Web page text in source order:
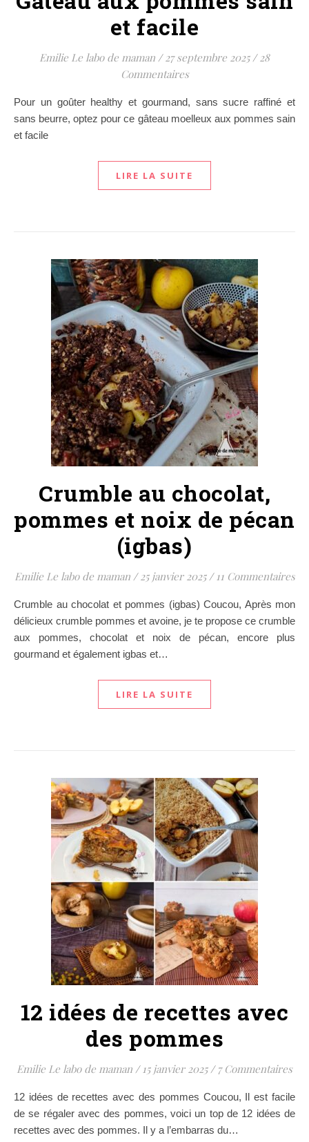
et facile
Emilie Le labo de maman / 27 septembre 2025 / 28
Commentaires
Pour un goûter healthy et gourmand, sans sucre raffiné et
sans beurre, optez pour ce gâteau moelleux aux pommes sain
et facile
LIRE LA SUITE
Crumble au chocolat,
pommes et noix de pécan
(igbas)
Emilie Le labo de maman / 25 janvier 2025 / 11 Commentaires
Crumble au chocolat et pommes (igbas) Coucou, Après mon
délicieux crumble pommes et avoine, je te propose ce crumble
aux pommes, chocolat et noix de pécan, encore plus
gourmand et également igbas et…
LIRE LA SUITE
12 idées de recettes avec
des pommes
Emilie Le labo de maman / 15 janvier 2025 / 7 Commentaires
12 idées de recettes avec des pommes Coucou, Il est facile
de se régaler avec des pommes, voici un top de 12 idées de
recettes avec des pommes. Il y a l’embarras du…